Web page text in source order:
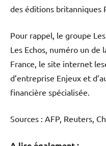
des éditions britanniques
Pour rappel, le groupe
Les Echos, numéro un de
France, le site internet
d’entreprise Enjeux et
financière spécialisée.
Sources : AFP, Reuters,